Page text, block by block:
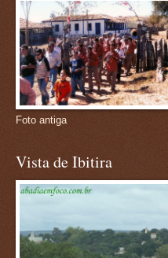
Foto antiga
Vista de Ibitira